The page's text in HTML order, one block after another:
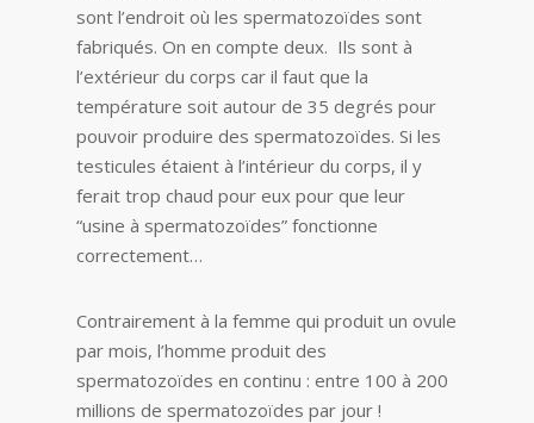
sont l’endroit où les spermatozoïdes sont
fabriqués. On en compte deux. Ils sont à
l’extérieur du corps car il faut que la
température soit autour de 35 degrés pour
pouvoir produire des spermatozoïdes. Si les
testicules étaient à l’intérieur du corps, il y
ferait trop chaud pour eux pour que leur
“usine à spermatozoïdes” fonctionne
correctement…
Contrairement à la femme qui produit un ovule
par mois, l’homme produit des
spermatozoïdes en continu : entre 100 à 200
millions de spermatozoïdes par jour !